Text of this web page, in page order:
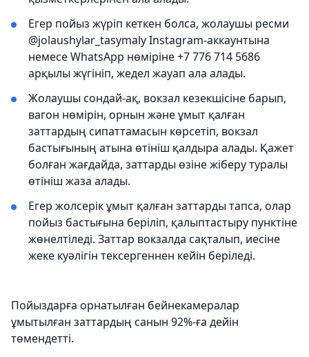
Егер пойыз жүріп кеткен болса, жолаушы ресми
@jolaushylar_tasymaly Instagram-аккаунтына
немесе WhatsApp нөміріне +7 776 714 5686
арқылы жүгініп, жедел жауап ала алады.
Жолаушы сондай-ақ, вокзал кезекшісіне барып,
вагон нөмірін, орнын және ұмыт қалған
заттардың сипаттамасын көрсетіп, вокзал
бастығының атына өтініш қалдыра алады. Қажет
болған жағдайда, заттарды өзіне жіберу туралы
өтініш жаза алады.
Егер жолсерік ұмыт қалған заттарды тапса, олар
пойыз бастығына беріліп, қалыптастыру пунктіне
жөнелтіледі. Заттар вокзалда сақталып, иесіне
жеке куәлігін тексергеннен кейін беріледі.
Пойыздарға орнатылған бейнекамералар
ұмытылған заттардың санын 92%-ға дейін
төмендетті.